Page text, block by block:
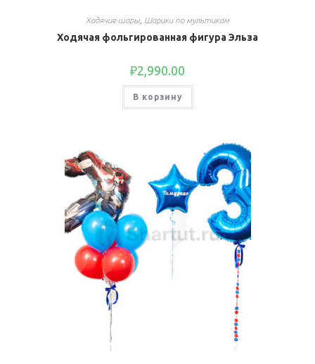
Ходячие шары Шарики по мультикам
Ходячая фольгированная фигура Эльза
₽2,990.00
В корзину